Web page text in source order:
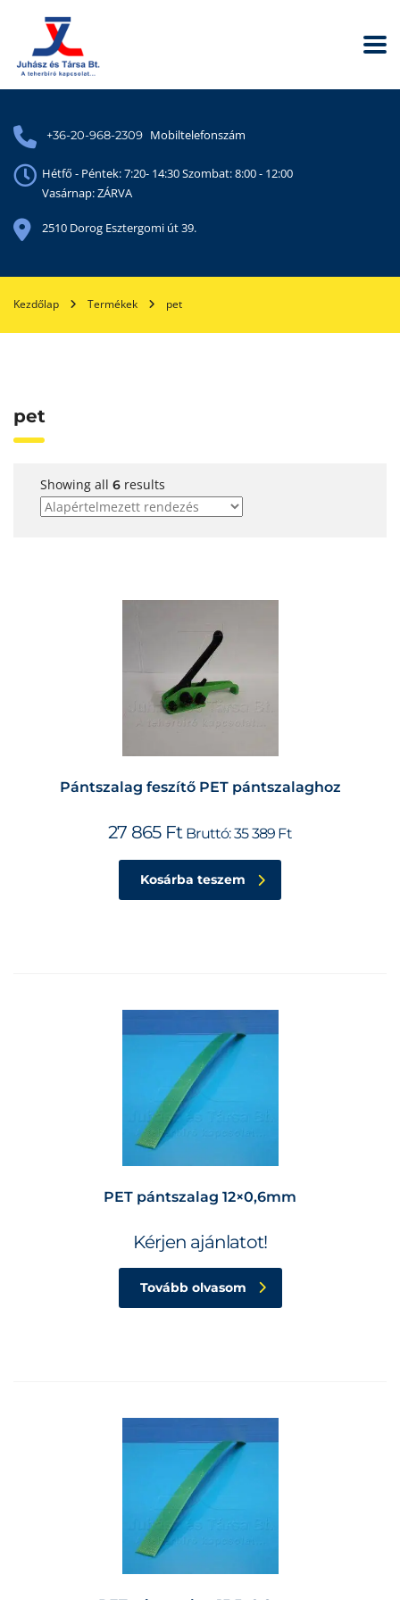
+36-20-968-2309 Mobiltelefonszám
Hétfő - Péntek: 7:20- 14:30 Szombat: 8:00 - 12:00
Vasárnap: ZÁRVA
2510 Dorog Esztergomi út 39.
Kezdőlap Termékek pet
pet
Showing all 6 results
Pántszalag feszítő PET pántszalaghoz
27 865 Ft Bruttó:35 389 Ft
Kosárba teszem
PET pántszalag 12×0,6mm
Kérjen ajánlatot!
Tovább olvasom